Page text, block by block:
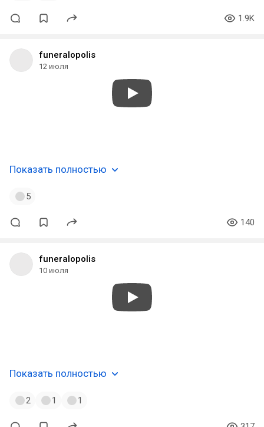
1.9K
funeralopolis
12 июля
Показать полностью
5
140
funeralopolis
10 июля
Показать полностью
2 1 1